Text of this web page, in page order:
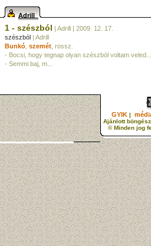
Adrill
1 - szészból | Adrill | 2009. 12. 17.
szészból | Adrill
Bunkó szemét , rossz.
- Bocsi, hogy tegnap olyan szészból voltam veled...
- Semmi baj, m...
GYIK |
Ajánlott
© Minden jog